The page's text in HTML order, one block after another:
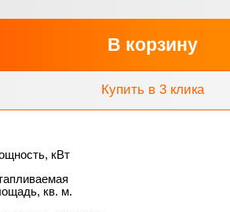
В корзину
Купить в 3 клика
кВт
кв. м.